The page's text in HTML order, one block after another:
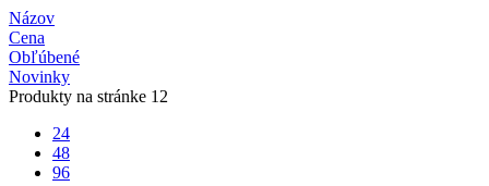
Názov
Cena
Obľúbené
Novinky
Produkty na stránke 12
24
48
96